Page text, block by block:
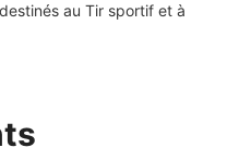
au Tir sportif et à